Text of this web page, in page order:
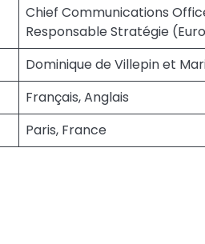
Chief Communications
Responsable Stratégie
Dominique de Villepin et
Français, Anglais
Paris, France